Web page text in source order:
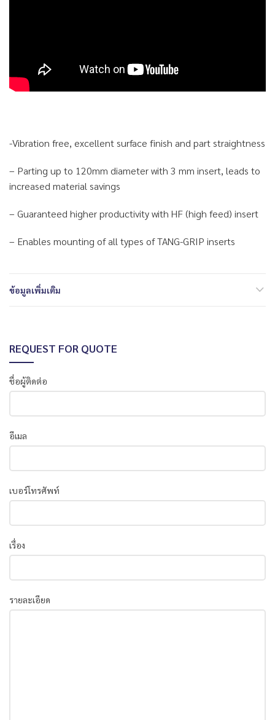
-Vibration free, excellent surface finish and part straightness
– Parting up to 120mm diameter with 3 mm insert, leads to
increased material savings
– Guaranteed higher productivity with HF (high feed) insert
– Enables mounting of all types of TANG-GRIP inserts
ข้อมูลเพิ่มเติม
REQUEST FOR QUOTE
ชื่อผู้ติดต่อ
อีเมล
เบอร์โทรศัพท์
เรื่อง
รายละเอียด